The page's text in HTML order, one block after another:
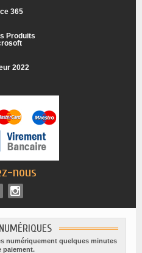
365
Produits
2022
nous
numériquement quelques minutes
paiement.